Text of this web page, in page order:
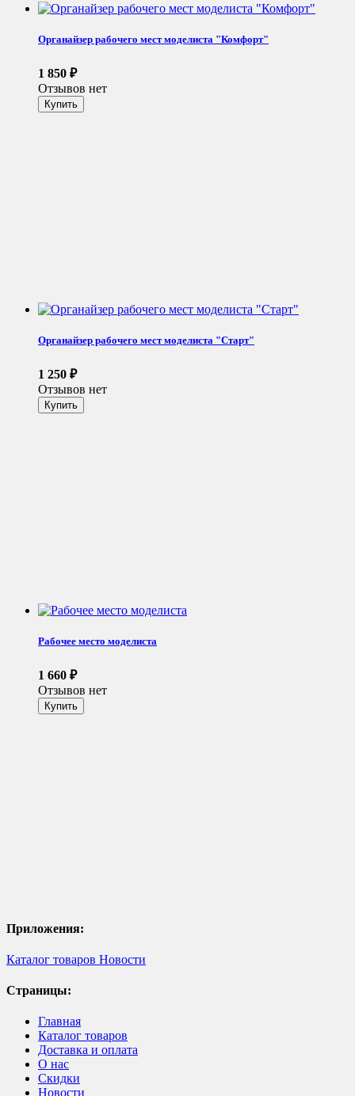
Органайзер рабочего мест моделиста "Комфорт"
1 850 ₽
Отзывов нет
Органайзер рабочего мест моделиста "Старт"
1 250 ₽
Отзывов нет
Рабочее место моделиста
1 660 ₽
Отзывов нет
Приложения:
Каталог товаров Новости
Страницы:
Главная
Каталог товаров
Доставка и оплата
О нас
Скидки
Новости